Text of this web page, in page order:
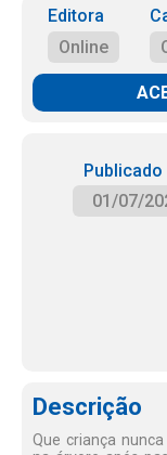
Editora
Online
Publicado
01/07/
Descrição
Que criança